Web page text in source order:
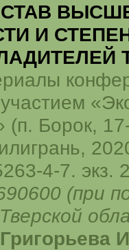
И
(п. Борок,
4-7. экз.
(при
Григорьева